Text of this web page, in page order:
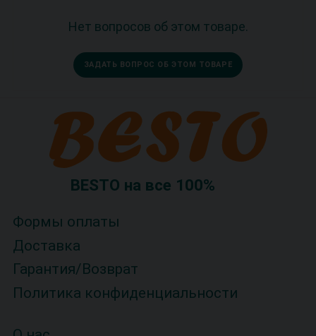
Нет вопросов об этом товаре.
ЗАДАТЬ ВОПРОС ОБ ЭТОМ ТОВАРЕ
BESTO на все 100%
Формы оплаты
Доставка
Гарантия/Возврат
Политика конфиденциальности